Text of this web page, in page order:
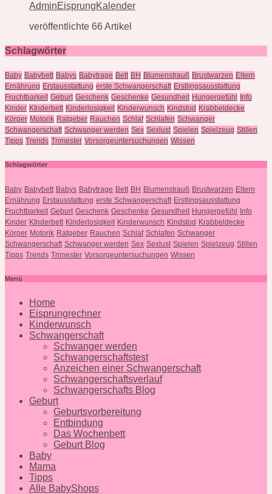
AdminEisprungKalender
veröffentlichte 66 Artikel
Schlagwörter
Baby Babybett Babys Babytrage Bett BH Blumenstrauß Brustwarzen Eltern
Ernährung Erstausstattung erste Schwangerschaft Erstlingsausstattung
Fruchtbarkeit Geburt Geschenk Geschenke Gesundheit Hungergefühl Info
Kinder KInderbett Kinderlosigkeit Kinderwunsch Kindstod Krabbeldecke
Körper Motorik Ratgeber Rauchen Schlaf Schlafen Schwanger
Schwangerschaft Schwanger werden Sex Sexlust Spielen Spielzeug Stillen
Tipps Trends Trimester Vorsorgeuntersuchungen Wissen
Schlagwörter
Baby Babybett Babys Babytrage Bett BH Blumenstrauß Brustwarzen Eltern
Ernährung Erstausstattung erste Schwangerschaft Erstlingsausstattung
Fruchtbarkeit Geburt Geschenk Geschenke Gesundheit Hungergefühl Info
Kinder KInderbett Kinderlosigkeit Kinderwunsch Kindstod Krabbeldecke
Körper Motorik Ratgeber Rauchen Schlaf Schlafen Schwanger
Schwangerschaft Schwanger werden Sex Sexlust Spielen Spielzeug Stillen
Tipps Trends Trimester Vorsorgeuntersuchungen Wissen
Menü
Home
Eisprungrechner
Kinderwunsch
Schwangerschaft
Schwanger werden
Schwangerschaftstest
Anzeichen einer Schwangerschaft
Schwangerschaftsverlauf
Schwangerschafts Blog
Geburt
Geburtsvorbereitung
Entbindung
Das Wochenbett
Geburt Blog
Baby
Mama
Tipps
Alle BabyShops